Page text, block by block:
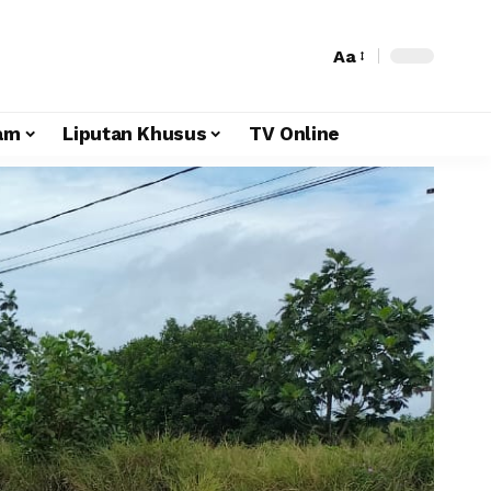
Aa
Liputan Khusus TV Online